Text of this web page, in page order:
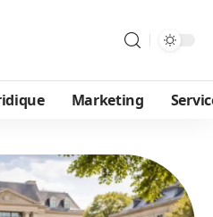
Marketing